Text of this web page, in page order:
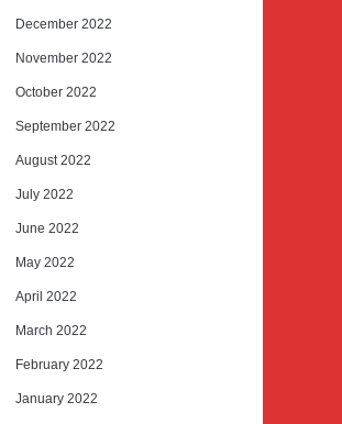
December 2022
November 2022
October 2022
September 2022
August 2022
July 2022
June 2022
May 2022
April 2022
March 2022
February 2022
January 2022